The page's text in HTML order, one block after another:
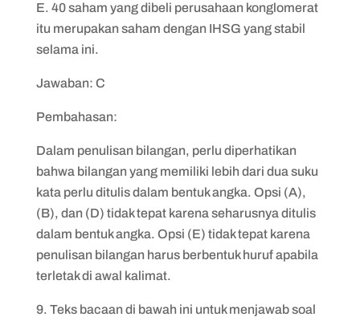
E. 40 saham yang dibeli perusahaan konglomerat
itu merupakan saham dengan IHSG yang stabil
selama ini.
Jawaban: C
Pembahasan:
Dalam penulisan bilangan, perlu diperhatikan
bahwa bilangan yang memiliki lebih dari dua suku
kata perlu ditulis dalam bentuk angka. Opsi (A),
(B), dan (D) tidak tepat karena seharusnya ditulis
dalam bentuk angka. Opsi (E) tidak tepat karena
penulisan bilangan harus berbentuk huruf apabila
terletak di awal kalimat.
9. Teks bacaan di bawah ini untuk menjawab soal